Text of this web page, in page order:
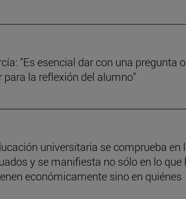
"Es esencial dar con una pregunta
para la reflexión del alumno"
universitaria se comprueba en
y se manifiesta no sólo en lo que
económicamente sino en quiénes